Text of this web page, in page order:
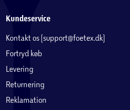
Kundeservice
Kontakt os (support@foetex.dk)
Fortryd køb
Levering
Returnering
Reklamation